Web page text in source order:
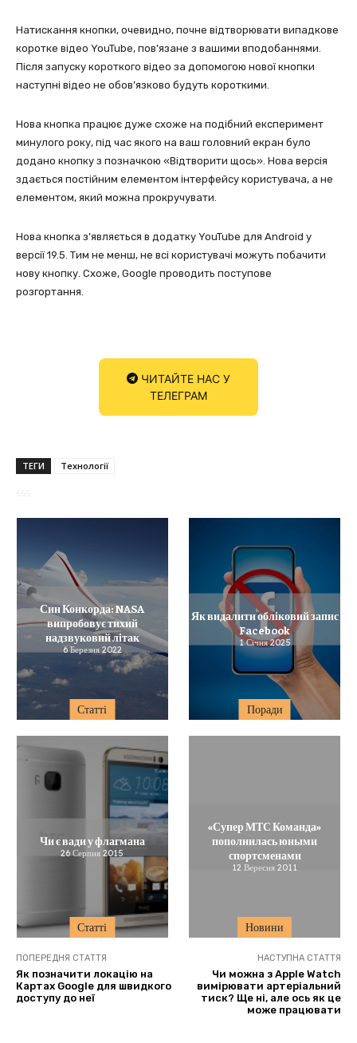
Натискання кнопки, очевидно, почне відтворювати випадкове
коротке відео YouTube, пов’язане з вашими вподобаннями.
Після запуску короткого відео за допомогою нової кнопки
наступні відео не обов’язково будуть короткими.
Нова кнопка працює дуже схоже на подібний експеримент
минулого року, під час якого на ваш головний екран було
додано кнопку з позначкою «Відтворити щось». Нова версія
здається постійним елементом інтерфейсу користувача, а не
елементом, який можна прокручувати.
Нова кнопка з’являється в додатку YouTube для Android у
версії 19.5. Тим не менш, не всі користувачі можуть побачити
нову кнопку. Схоже, Google проводить поступове
розгортання.
ЧИТАЙТЕ НАС У
ТЕЛЕГРАМ
ТЕГИ Технології
Статті
Син Конкорда: NASA
випробовує тихий
надзвуковий літак
6 Березня 2022
Поради
Як видалити обліковий запис
Facebook
1 Січня 2025
Статті
Чи є вади у флагмана
26 Серпня 2015
Новини
«Супер МТС Команда»
пополнилась юными
спортсменами
12 Вересня 2011
ПОПЕРЕДНЯ СТАТТЯ
Як позначити локацію на
Картах Google для швидкого
доступу до неї
НАСТУПНА СТАТТЯ
Чи можна з Apple Watch
вимірювати артеріальний
тиск? Ще ні, але ось як це
може працювати